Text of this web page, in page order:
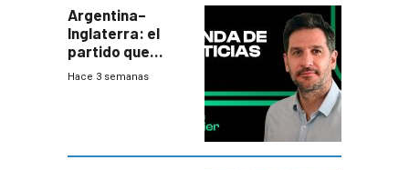
Argentina–
Inglaterra: el
partido que
nunca termina
Hace 3 semanas